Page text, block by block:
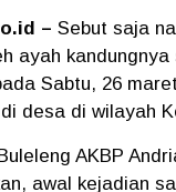
– Sebut saja
ayah
Sabtu, 26
desa di wilayah
AKBP
awal kejadian